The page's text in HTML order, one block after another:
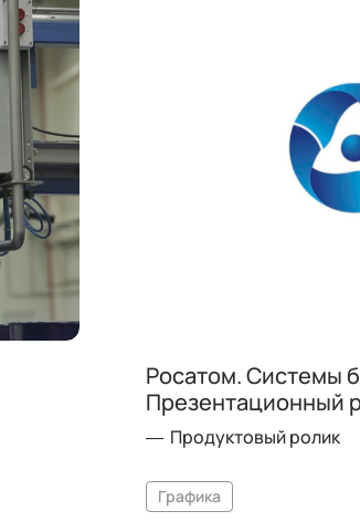
Росатом. Системы
Презентационный
Продуктовый ролик
Графика